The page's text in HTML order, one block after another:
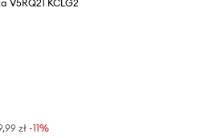
V5RQ21 KCLG2
zł -11%